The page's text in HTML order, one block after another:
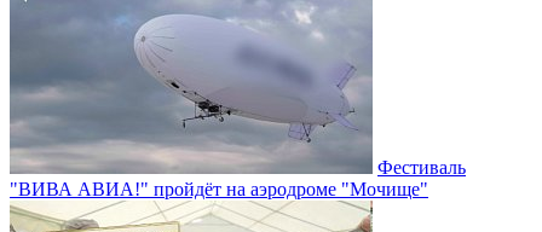
Фестиваль
"ВИВА АВИА!" пройдёт на аэродроме "Мочище"